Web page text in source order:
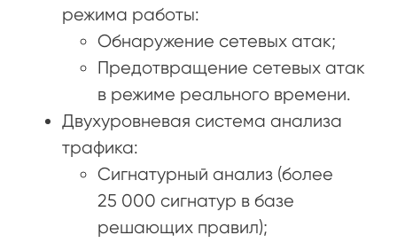
режима работы:
Обнаружение сетевых атак;
Предотвращение сетевых атак
в режиме реального времени.
Двухуровневая система анализа
трафика:
Сигнатурный анализ (более
25 000 сигнатур в базе
решающих правил);